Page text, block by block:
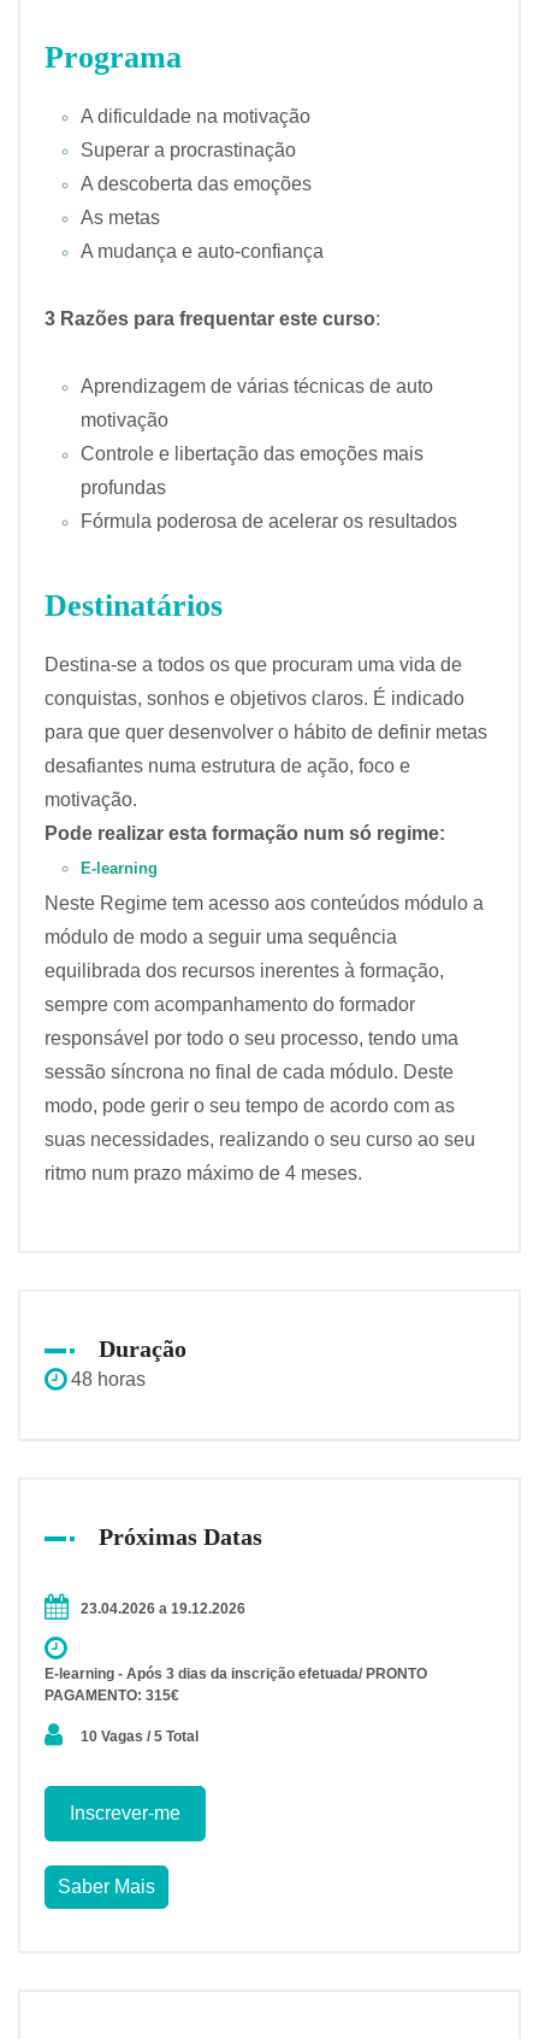
Programa
A dificuldade na motivação
Superar a procrastinação
A descoberta das emoções
As metas
A mudança e auto-confiança
3 Razões para frequentar este curso:
Aprendizagem de várias técnicas de auto
motivação
Controle e libertação das emoções mais
profundas
Fórmula poderosa de acelerar os resultados
Destinatários
Destina-se a todos os que procuram uma vida de
conquistas, sonhos e objetivos claros. É indicado
para que quer desenvolver o hábito de definir metas
desafiantes numa estrutura de ação, foco e
motivação.
Pode realizar esta formação num só regime:
E-learning
Neste Regime tem acesso aos conteúdos módulo a
módulo de modo a seguir uma sequência
equilibrada dos recursos inerentes à formação,
sempre com acompanhamento do formador
responsável por todo o seu processo, tendo uma
sessão síncrona no final de cada módulo. Deste
modo, pode gerir o seu tempo de acordo com as
suas necessidades, realizando o seu curso ao seu
ritmo num prazo máximo de 4 meses.
Duração
48 horas
Próximas Datas
23.04.2026 a 19.12.2026
E-learning - Após 3 dias da inscrição efetuada/ PRONTO
PAGAMENTO: 315€
10 Vagas / 5 Total
Inscrever-me
Saber Mais